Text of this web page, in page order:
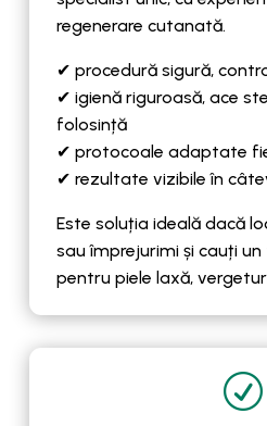
regenerare cutanată.
✔ procedură sigură,
✔ igienă riguroasă, ace
folosință
✔ protocoale adaptate
✔ rezultate vizibile în
Este soluția ideală dacă
sau împrejurimi și cauți
pentru piele laxă,
R